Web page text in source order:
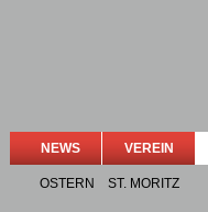
NEWS VEREIN
OSTERN ST. MORITZ